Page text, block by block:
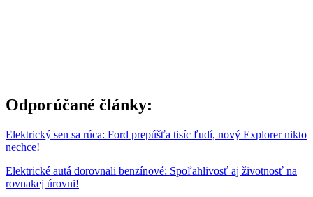
Odporúčané články:
Elektrický sen sa rúca: Ford prepúšťa tisíc ľudí, nový Explorer nikto
nechce!
Elektrické autá dorovnali benzínové: Spoľahlivosť aj životnosť na
rovnakej úrovni!